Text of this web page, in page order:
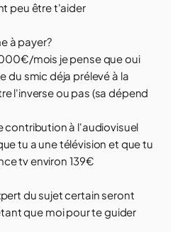
peu être t'aider
à payer?
mois je pense que oui
du smic déja prélevé à la
l'inverse ou pas (sa dépend
contribution à l'audiovisuel
tu a une télévision et que tu
tv environ 139€
du sujet certain seront
que moi pour te guider